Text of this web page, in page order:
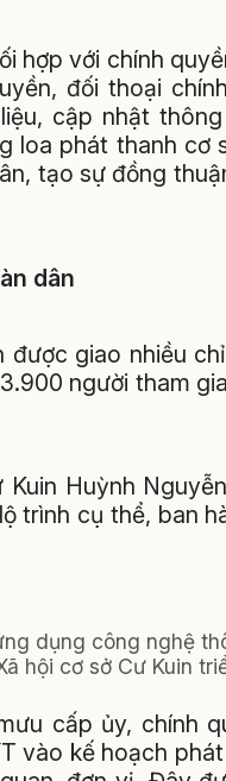
hợp với chính
đối thoại
cập nhật
loa phát thanh cơ
tạo sự đồng
dân
được giao nhiều
người tham
Huỳnh
trình cụ thể, ban
dụng công nghệ
hội cơ sở Cư Kuin
cấp ủy, chính
vào kế hoạch